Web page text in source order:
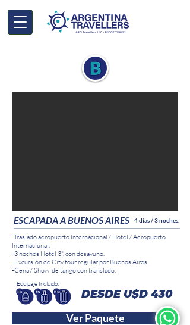
ESCAPADA A BUENOS AIRES 4 días / 3 noches.
Equipaje Incluido:
DESDE U$D 430
-Traslado aeropuerto Internacional / Hotel / Aeropuerto
Internacional.
-3 noches Hotel 3*, con desayuno.
-Excursión de City tour regular por Buenos Aires.
-Cena / Show de tango con translado.
Ver Paquete